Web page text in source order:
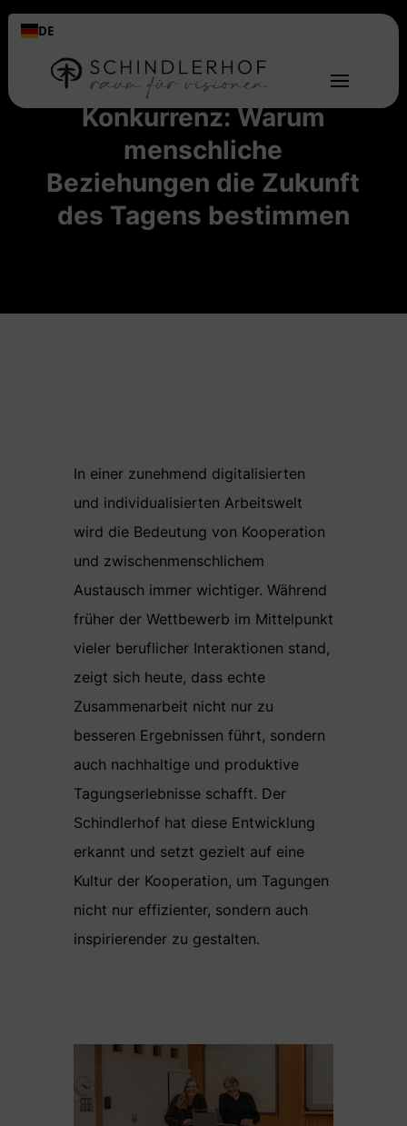
DE
Kooperation statt
Konkurrenz: Warum
menschliche
Beziehungen die Zukunft
des Tagens bestimmen
In einer zunehmend digitalisierten
und individualisierten Arbeitswelt
wird die Bedeutung von Kooperation
und zwischenmenschlichem
Austausch immer wichtiger. Während
früher der Wettbewerb im Mittelpunkt
vieler beruflicher Interaktionen stand,
zeigt sich heute, dass echte
Zusammenarbeit nicht nur zu
besseren Ergebnissen führt, sondern
auch nachhaltige und produktive
Tagungserlebnisse schafft. Der
Schindlerhof hat diese Entwicklung
erkannt und setzt gezielt auf eine
Kultur der Kooperation, um Tagungen
nicht nur effizienter, sondern auch
inspirierender zu gestalten.